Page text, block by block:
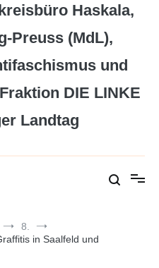
Haskala,
Preuss (MdL),
und
DIE LINKE
Landtag
8.
in Saalfeld und